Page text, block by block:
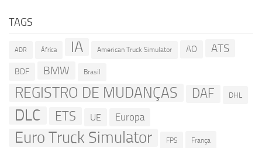
TAGS
ADR África IA American Truck Simulator AO ATS
BDF BMW Brasil
REGISTRO DE MUDANÇAS DAF DHL
DLC ETS UE Europa
Euro Truck Simulator FPS França